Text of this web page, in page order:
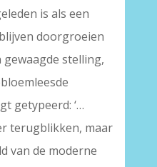
is als een
doorgroeien
gewaagde stelling,
getypeerd: ‘…
terugblikken, maar
van de moderne